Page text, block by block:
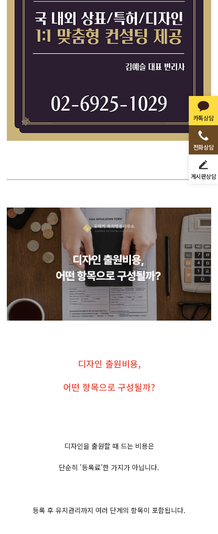
카톡상담
전화상담
게시판상담
디자인 출원비용,
어떤 항목으로 구성될까?
디자인을 출원할 때 드는 비용은
단순히 '등록료'한 가지가 아닙니다.
등록 후 유지관리까지 여러 단계의 항목이 포함됩니다.